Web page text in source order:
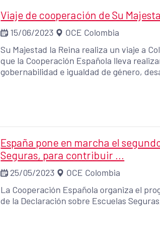
Viaje de cooperación de Su
15/06/2023
OCE Colombia
Su Majestad la Reina realiza un viaje a
que la Cooperación Española lleva
gobernabilidad e igualdad de género,
España pone en marcha el
Seguras, para contribuir ...
25/05/2023
OCE Colombia
La Cooperación Española organiza el
de la Declaración sobre Escuelas